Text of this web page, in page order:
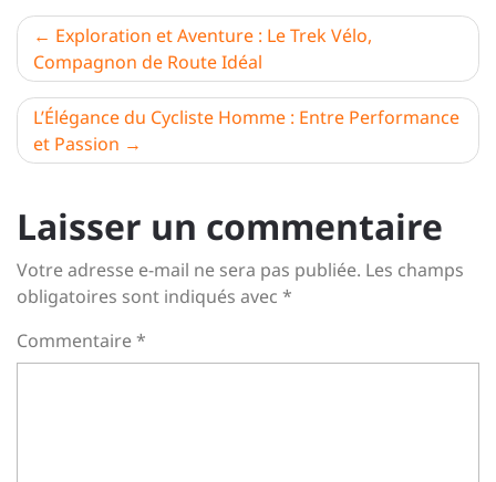
Navigation
de
l’article
Exploration et Aventure : Le Trek Vélo,
Compagnon de Route Idéal
L’Élégance du Cycliste Homme : Entre Performance
et Passion
Laisser un commentaire
Votre adresse e-mail ne sera pas publiée. Les champs
obligatoires sont indiqués avec *
Commentaire*